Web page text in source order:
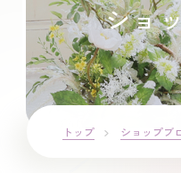
ショ
トップ ショップブ